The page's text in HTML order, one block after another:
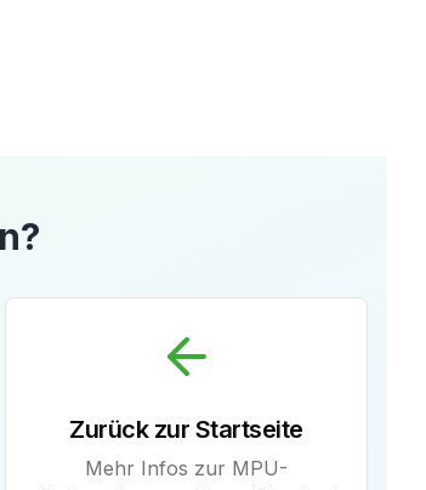
Zurück zur Startseite
Mehr Infos zur MPU-